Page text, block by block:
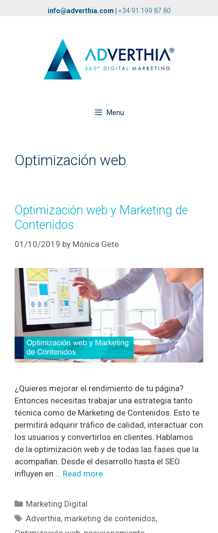
info@adverthia.com +34 91 199 87 80
Menu
Optimización web
Optimización web y Marketing de
Contenidos
01/10/2019 by Mónica Gete
¿Quieres mejorar el rendimiento de tu página?
Entonces necesitas trabajar una estrategia tanto
técnica como de Marketing de Contenidos. Esto te
permitirá adquirir tráfico de calidad, interactuar con
los usuarios y convertirlos en clientes. Hablamos
de la optimización web y de todas las fases que la
acompañan. Desde el desarrollo hasta el SEO
influyen en … Read more
Marketing Digital
Adverthia, marketing de contenidos,